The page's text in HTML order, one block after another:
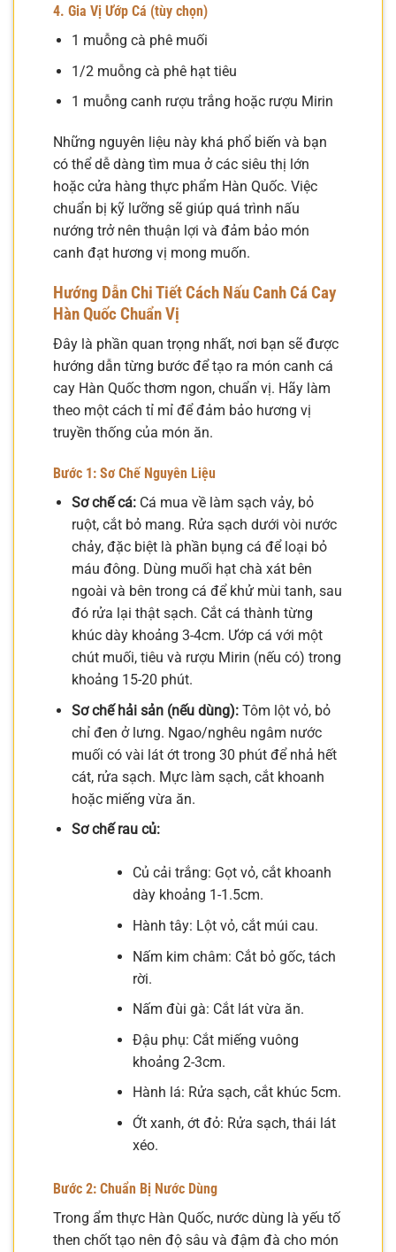
4. Gia Vị Ướp Cá (tùy chọn)
1 muỗng cà phê muối
1/2 muỗng cà phê hạt tiêu
1 muỗng canh rượu trắng hoặc rượu Mirin
Những nguyên liệu này khá phổ biến và bạn
có thể dễ dàng tìm mua ở các siêu thị lớn
hoặc cửa hàng thực phẩm Hàn Quốc. Việc
chuẩn bị kỹ lưỡng sẽ giúp quá trình nấu
nướng trở nên thuận lợi và đảm bảo món
canh đạt hương vị mong muốn.
Hướng Dẫn Chi TiếtCách Nấu Canh Cá Cay
Hàn QuốcChuẩn Vị
Đây là phần quan trọng nhất, nơi bạn sẽ được
hướng dẫn từng bước để tạo ra món canh cá
cay Hàn Quốc thơm ngon, chuẩn vị. Hãy làm
theo một cách tỉ mỉ để đảm bảo hương vị
truyền thống của món ăn.
Bước 1: Sơ Chế Nguyên Liệu
Sơ chế cá:Cá mua về làm sạch vảy, bỏ
ruột, cắt bỏ mang. Rửa sạch dưới vòi nước
chảy, đặc biệt là phần bụng cá để loại bỏ
máu đông. Dùng muối hạt chà xát bên
ngoài và bên trong cá để khử mùi tanh, sau
đó rửa lại thật sạch. Cắt cá thành từng
khúc dày khoảng 3-4cm. Ướp cá với một
chút muối, tiêu và rượu Mirin (nếu có) trong
khoảng 15-20 phút.
Sơ chế hải sản (nếu dùng):Tôm lột vỏ, bỏ
chỉ đen ở lưng. Ngao/nghêu ngâm nước
muối có vài lát ớt trong 30 phút để nhả hết
cát, rửa sạch. Mực làm sạch, cắt khoanh
hoặc miếng vừa ăn.
Sơ chế rau củ:
Củ cải trắng: Gọt vỏ, cắt khoanh
dày khoảng 1-1.5cm.
Hành tây: Lột vỏ, cắt múi cau.
Nấm kim châm: Cắt bỏ gốc, tách
rời.
Nấm đùi gà: Cắt lát vừa ăn.
Đậu phụ: Cắt miếng vuông
khoảng 2-3cm.
Hành lá: Rửa sạch, cắt khúc 5cm.
Ớt xanh, ớt đỏ: Rửa sạch, thái lát
xéo.
Bước 2: Chuẩn Bị Nước Dùng
Trong ẩm thực Hàn Quốc, nước dùng là yếu tố
then chốt tạo nên độ sâu và đậm đà cho món